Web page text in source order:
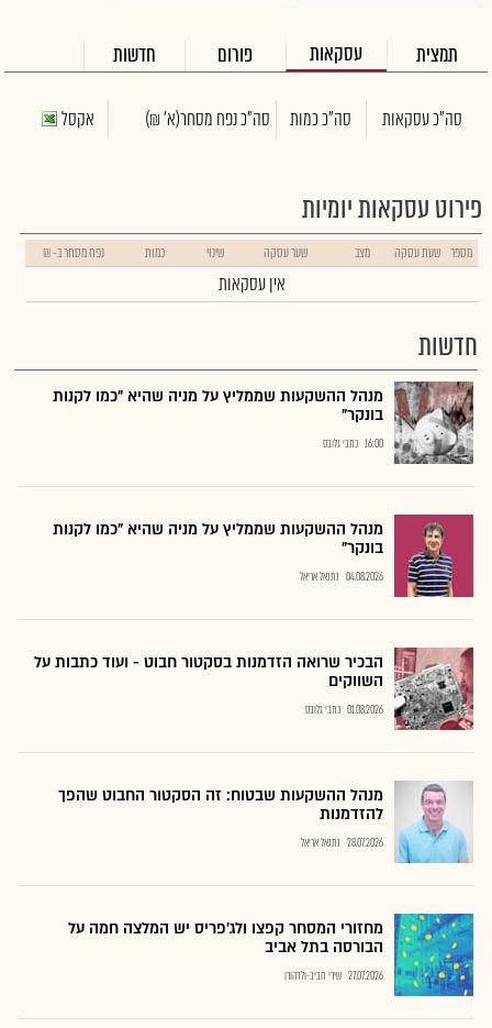
תמצית עסקאות פורום חדשות
סה"כ עסקאות סה"כ כמות סה"כ נפח מסחר(א' ₪) אקסל
פירוט עסקאות יומיות
מספר שעת עסקה מצב שער עסקה שינוי כמות נפח מסחר ב- ₪
אין עסקאות
חדשות
מנהל ההשקעות שממליץ על מניה שהיא "כמו לקנות
בונקר"
16:00 כתבי גלובס
מנהל ההשקעות שממליץ על מניה שהיא "כמו לקנות
בונקר"
04.08.2026 נתנאל אריאל
הבכיר שרואה הזדמנות בסקטור חבוט - ועוד כתבות על
השווקים
01.08.2026 כתבי גלובס
מנהל ההשקעות שבטוח: זה הסקטור החבוט שהפך
להזדמנות
28.07.2026 נתנאל אריאל
מחזורי המסחר קפצו ולג'פריס יש המלצה חמה על
הבורסה בתל אביב
27.07.2026 שירי חביב-ולדהורן